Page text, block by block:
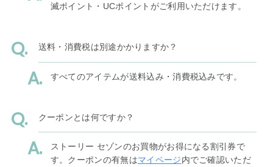
滅ポイント・UCポイントがご利用いただけます。
送料・消費税は別途かかりますか？
すべてのアイテムが送料込み・消費税込みです。
クーポンとは何ですか？
ストーリー セゾンのお買物がお得になる割引券で
す。クーポンの有無はマイページ内でご確認いただ